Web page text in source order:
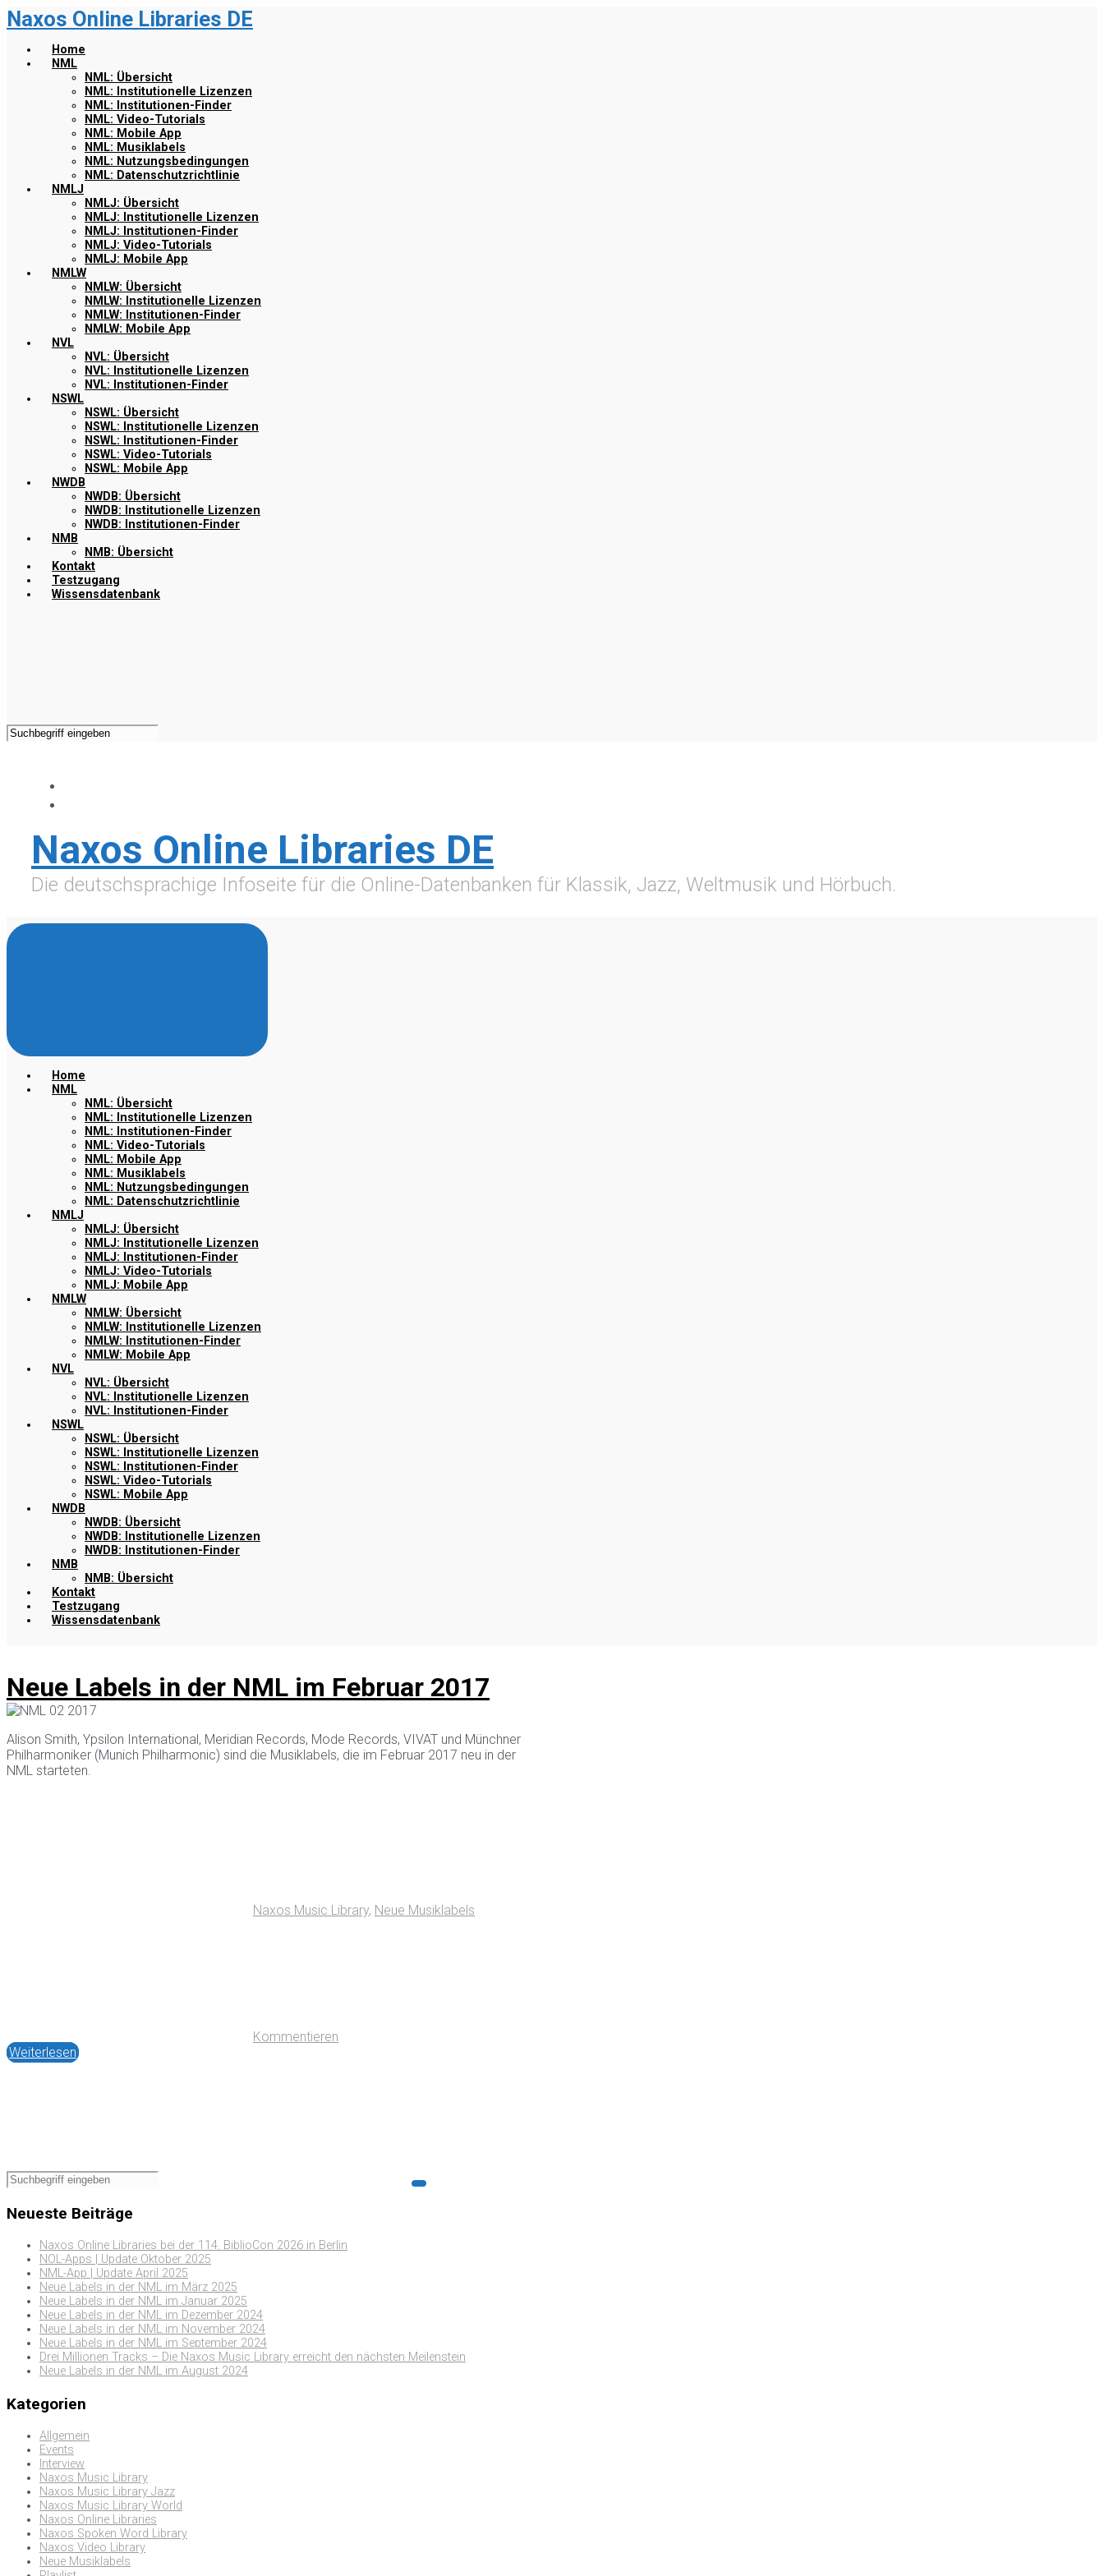
Zum
Hauptinhalt
springen
Naxos Online Libraries DE
Home
NML
NML: Übersicht
NML: Institutionelle Lizenzen
NML: Institutionen-Finder
NML: Video-Tutorials
NML: Mobile App
NML: Musiklabels
NML: Nutzungsbedingungen
NML: Datenschutzrichtlinie
NMLJ
NMLJ: Übersicht
NMLJ: Institutionelle Lizenzen
NMLJ: Institutionen-Finder
NMLJ: Video-Tutorials
NMLJ: Mobile App
NMLW
NMLW: Übersicht
NMLW: Institutionelle Lizenzen
NMLW: Institutionen-Finder
NMLW: Mobile App
NVL
NVL: Übersicht
NVL: Institutionelle Lizenzen
NVL: Institutionen-Finder
NSWL
NSWL: Übersicht
NSWL: Institutionelle Lizenzen
NSWL: Institutionen-Finder
NSWL: Video-Tutorials
NSWL: Mobile App
NWDB
NWDB: Übersicht
NWDB: Institutionelle Lizenzen
NWDB: Institutionen-Finder
NMB
NMB: Übersicht
Kontakt
Testzugang
Wissensdatenbank
Naxos Online Libraries DE
Die deutschsprachige Infoseite für die Online-Datenbanken für Klassik, Jazz, Weltmusik und Hörbuch.
Home
NML
NML: Übersicht
NML: Institutionelle Lizenzen
NML: Institutionen-Finder
NML: Video-Tutorials
NML: Mobile App
NML: Musiklabels
NML: Nutzungsbedingungen
NML: Datenschutzrichtlinie
NMLJ
NMLJ: Übersicht
NMLJ: Institutionelle Lizenzen
NMLJ: Institutionen-Finder
NMLJ: Video-Tutorials
NMLJ: Mobile App
NMLW
NMLW: Übersicht
NMLW: Institutionelle Lizenzen
NMLW: Institutionen-Finder
NMLW: Mobile App
NVL
NVL: Übersicht
NVL: Institutionelle Lizenzen
NVL: Institutionen-Finder
NSWL
NSWL: Übersicht
NSWL: Institutionelle Lizenzen
NSWL: Institutionen-Finder
NSWL: Video-Tutorials
NSWL: Mobile App
NWDB
NWDB: Übersicht
NWDB: Institutionelle Lizenzen
NWDB: Institutionen-Finder
NMB
NMB: Übersicht
Kontakt
Testzugang
Wissensdatenbank
Neue Labels in der NML im Februar 2017
Alison Smith, Ypsilon International, Meridian Records, Mode Records, VIVAT und Münchner
Philharmoniker (Munich Philharmonic) sind die Musiklabels, die im Februar 2017 neu in der
NML starteten.
Naxos Music Library, Neue Musiklabels
Kommentieren
Weiterlesen
Neueste Beiträge
Naxos Online Libraries bei der 114. BiblioCon 2026 in Berlin
NOL-Apps | Update Oktober 2025
NML-App | Update April 2025
Neue Labels in der NML im März 2025
Neue Labels in der NML im Januar 2025
Neue Labels in der NML im Dezember 2024
Neue Labels in der NML im November 2024
Neue Labels in der NML im September 2024
Drei Millionen Tracks – Die Naxos Music Library erreicht den nächsten Meilenstein
Neue Labels in der NML im August 2024
Kategorien
Allgemein
Events
Interview
Naxos Music Library
Naxos Music Library Jazz
Naxos Music Library World
Naxos Online Libraries
Naxos Spoken Word Library
Naxos Video Library
Neue Musiklabels